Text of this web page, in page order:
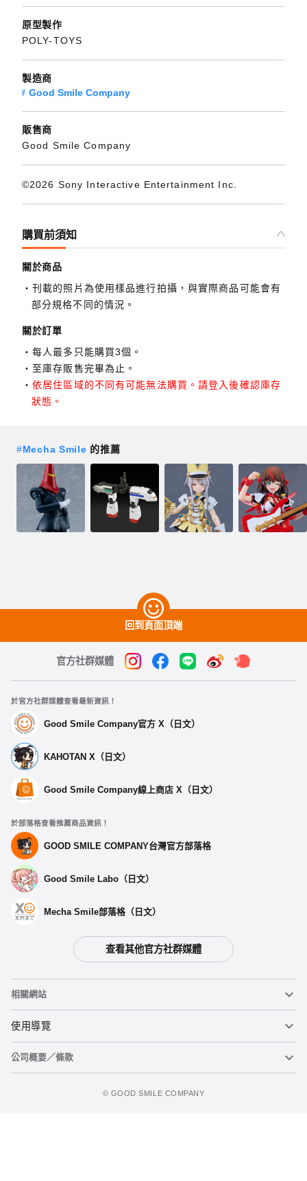
原型製作
POLY-TOYS
製造商
Good Smile Company
販售商
Good Smile Company
©2026 Sony Interactive Entertainment Inc.
購買前須知
關於商品
刊載的照片為使用樣品進行拍攝，與實際商品可能會有
部分規格不同的情況。
關於訂單
每人最多只能購買3個。
至庫存販售完畢為止。
依居住區域的不同有可能無法購買。請登入後確認庫存
狀態。
#Mecha Smile 的推薦
回到頁面頂端
官方社群媒體
於官方社群媒體查看最新資訊！
Good Smile Company官方 X（日文）
KAHOTAN X（日文）
Good Smile Company線上商店 X（日文）
於部落格查看推薦商品資訊！
GOOD SMILE COMPANY台灣官方部落格
Good Smile Labo（日文）
Mecha Smile部落格（日文）
查看其他官方社群媒體
相關網站
黏土人
黏土人臉部製造機（英文）
使用導覽
重要公告
公司概要／條款
©️ GOOD SMILE COMPANY